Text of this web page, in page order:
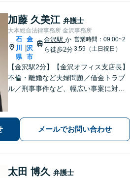
加藤 久美江 弁護士
大本総合法律事務所 金沢事務所
石
川
県
|
金
沢
市
金沢駅か
ら徒歩2分
営業時間：09:00~2
3:59（土日祝日）
【金沢駅2分】【金沢オフィス支店長】
不倫・離婚など夫婦問題／借金トラブ
ル／刑事事件など、幅広い事案に対応
ですので、リラックスしてお話しいた
だけると思います。法テラスOK
メールでお問い合わせ
太田 博久 弁護士